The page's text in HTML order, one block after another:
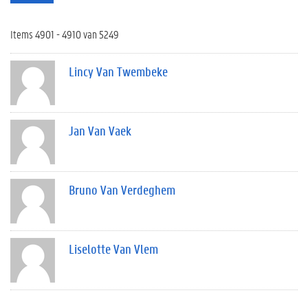
Items 4901 - 4910 van 5249
Lincy Van Twembeke
Jan Van Vaek
Bruno Van Verdeghem
Liselotte Van Vlem